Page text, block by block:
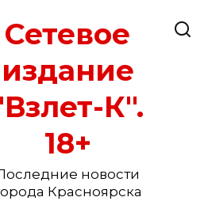
Сетевое
издание
К".
18+
новости
Красноярска